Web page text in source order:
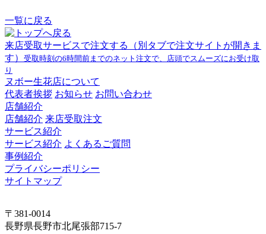
一覧に戻る
来店受取サービスで注文する
（別タブで注文サイトが開きま
す） 受取時刻の6時間前までのネット注文で、店頭でスムーズにお受け取
り
ヌボー生花店について
代表者挨拶 お知らせ お問い合わせ
店舗紹介
店舗紹介 来店受取注文
サービス紹介
サービス紹介 よくあるご質問
事例紹介
プライバシーポリシー
サイトマップ
〒381-0014
長野県長野市北尾張部715-7